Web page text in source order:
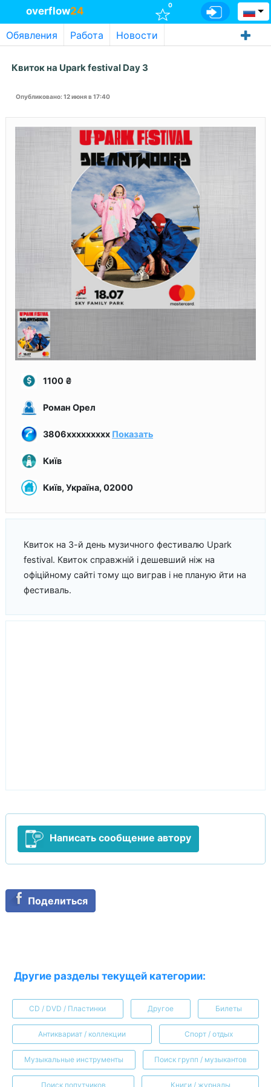
overflow24 0
Обявления Работа Новости
Квиток на Upark festival Day 3
Опубликовано: 12 июня в 17:40
1100 ₴
Роман Орел
3806xxxxxxxxx Показать
Київ
Київ, Україна, 02000
Квиток на 3-й день музичного фестивалю Upark
festival. Квиток справжній і дешевший ніж на
офіційному сайті тому що виграв і не планую йти на
фестиваль.
Написать сообщение автору
Поделиться
Другие разделы текущей категории:
CD / DVD / Пластинки Другое Билеты
Антиквариат / коллекции Спорт / отдых
Музыкальные инструменты Поиск групп / музыкантов
Поиск попутчиков Книги / журналы